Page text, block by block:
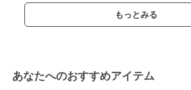
もっとみる
あなたへのおすすめアイテム